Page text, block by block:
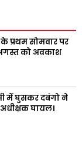
प्रथम सोमवार पर
को अवकाश
में घुसकर दबंगो ने
घायल।